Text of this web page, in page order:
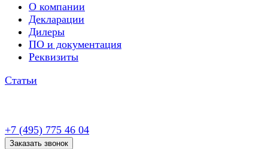
О компании
Декларации
Дилеры
ПО и документация
Реквизиты
Статьи
+7 (495) 775 46 04
Заказать звонок